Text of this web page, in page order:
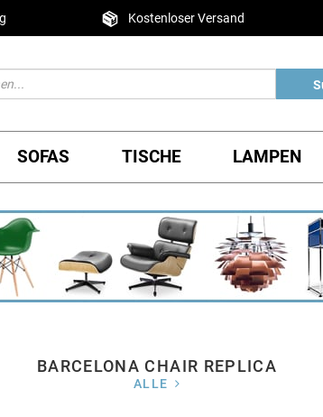
Kostenloser Versand
SOFAS TISCHE LAMPEN
BARCELONA CHAIR REPLICA
ALLE